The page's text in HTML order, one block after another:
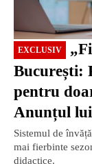
EXCLUSIV
București:
pentru
Anunțul
Sistemul de
mai fierbinte
didactice.